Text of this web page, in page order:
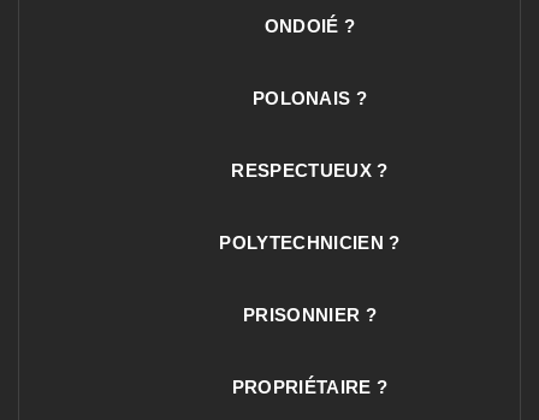
ONDOIÉ ?
POLONAIS ?
RESPECTUEUX ?
POLYTECHNICIEN ?
PRISONNIER ?
PROPRIÉTAIRE ?